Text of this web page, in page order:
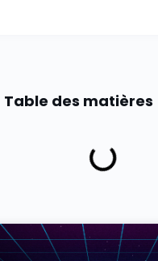
Table des matières